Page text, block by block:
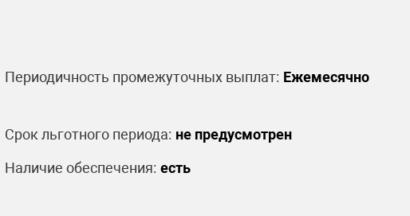
Периодичность промежуточных выплат: Ежемесячно
Срок льготного периода: не предусмотрен
Наличие обеспечения: есть